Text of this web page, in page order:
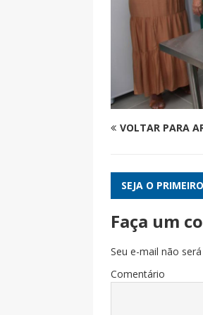
VOLTAR PARA
SEJA O
Faça um
Seu e-mail não
Comentário